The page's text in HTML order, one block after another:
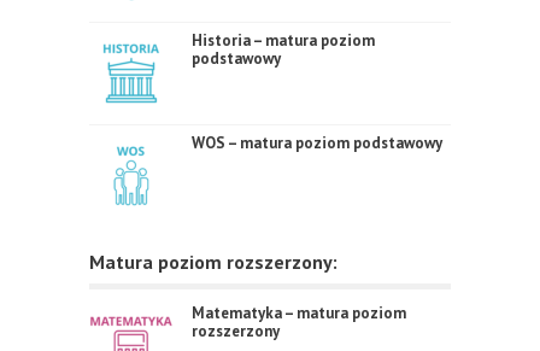
Historia – matura poziom
podstawowy
WOS – matura poziom podstawowy
Matura poziom rozszerzony:
Matematyka – matura poziom
rozszerzony